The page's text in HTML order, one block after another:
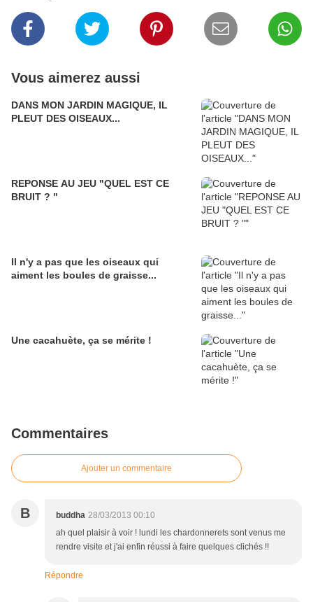
Vous aimerez aussi
DANS MON JARDIN MAGIQUE, IL
PLEUT DES OISEAUX...
REPONSE AU JEU "QUEL EST CE
BRUIT ? "
Il n'y a pas que les oiseaux qui
aiment les boules de graisse...
Une cacahuète, ça se mérite !
Commentaires
Ajouter un commentaire
B buddha 28/03/2013 00:10
ah quel plaisir à voir ! lundi les chardonnerets sont venus me
rendre visite et j'ai enfin réussi à faire quelques clichés !!
Répondre